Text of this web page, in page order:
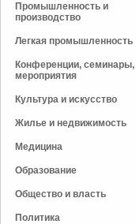
Промышленность и
производство
Легкая промышленность
Конференции, семинары,
мероприятия
Культура и искусство
Жилье и недвижимость
Медицина
Образование
Общество и власть
Политика